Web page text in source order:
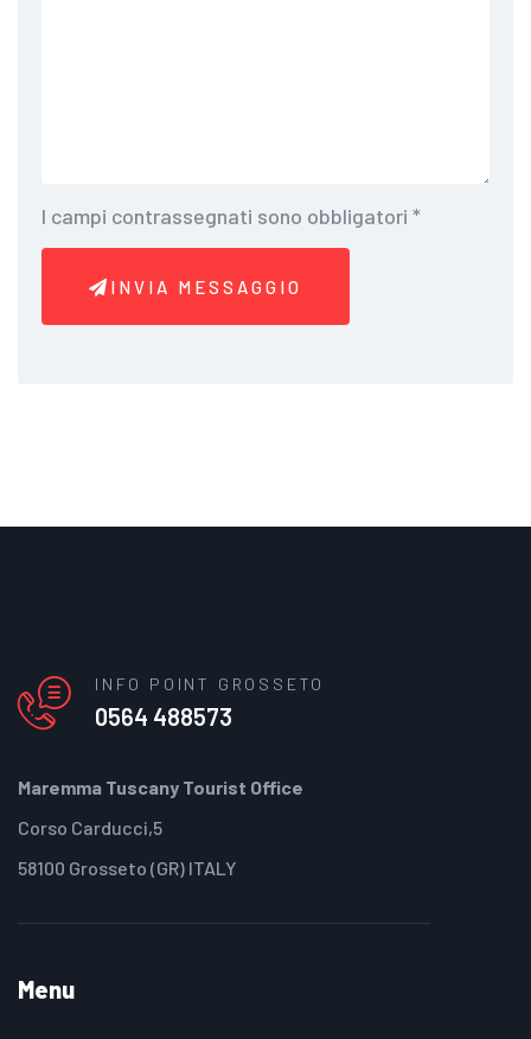
I campi contrassegnati sono obbligatori *
INVIA MESSAGGIO
INFO POINT GROSSETO
0564 488573
Maremma Tuscany Tourist Office
Corso Carducci,5
58100 Grosseto (GR) ITALY
Menu